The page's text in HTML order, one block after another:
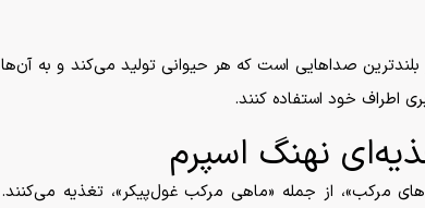
صدا‌هایی است که هر حیوانی تولید می‌کند و به آن‌ها
اطراف خود استفاده کنند.
نهنگ اسپرم
مرکب»، از جمله «ماهی مرکب غول‌پیکر»، تغذیه می‌کنند.